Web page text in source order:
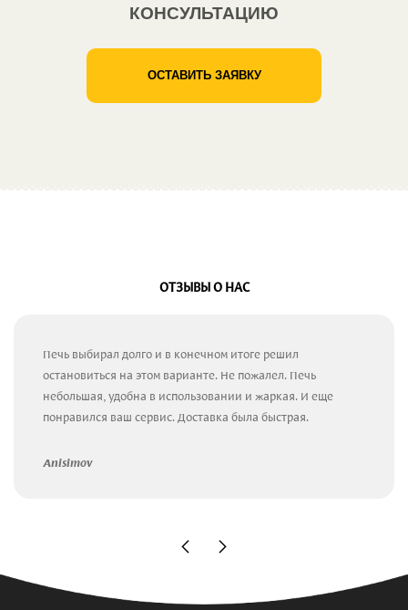
КОНСУЛЬТАЦИЮ
ОСТАВИТЬ ЗАЯВКУ
ОТЗЫВЫ О НАС
Печь выбирал долго и в конечном итоге решил
остановиться на этом варианте. Не пожалел. Печь
небольшая, удобна в использовании и жаркая. И еще
понравился ваш сервис. Доставка была быстрая.
Anisimov